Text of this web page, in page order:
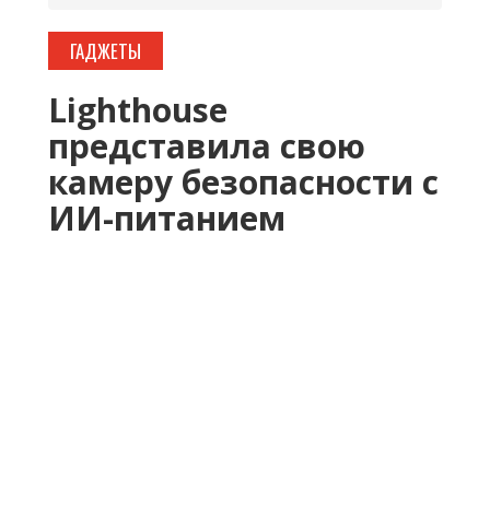
ГАДЖЕТЫ
Lighthouse
представила свою
камеру безопасности с
ИИ-питанием